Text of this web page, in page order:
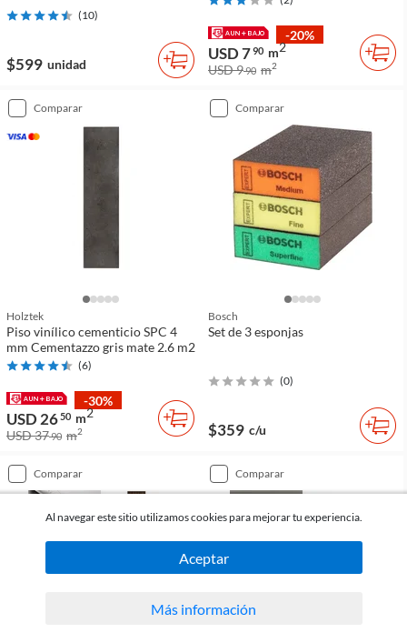
(10)
$599 unidad
-20%
USD 790 m2
USD 990 m2
comparar
Holztek
Piso vinílico cementicio SPC 4
mm Cementazzo gris mate 2.6 m2
(6)
-30%
USD 2650 m2
USD 3790 m2
comparar
Bosch
Set de 3 esponjas
(0)
$359 c/u
comparar comparar
Al navegar este sitio utilizamos cookies para mejorar tu experiencia.
Aceptar
Más información